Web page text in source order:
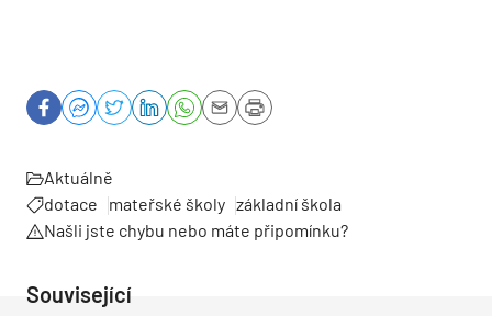
Aktuálně
dotace
mateřské školy základní škola
Našli jste chybu nebo máte připomínku?
Související